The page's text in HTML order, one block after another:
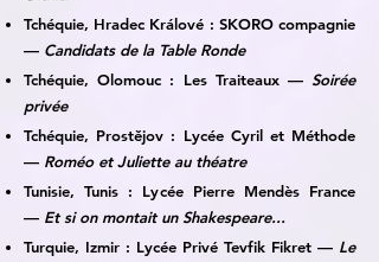
Tchéquie, Hradec Králové : SKORO compagnie
— Candidats de la Table Ronde
Tchéquie, Olomouc : Les Traiteaux — Soirée
privée
Tchéquie, Prostějov : Lycée Cyril et Méthode
— Roméo et Juliette au théatre
Tunisie, Tunis : Lycée Pierre Mendès France
— Et si on montait un Shakespeare...
Turquie, Izmir : Lycée Privé Tevfik Fikret — Le